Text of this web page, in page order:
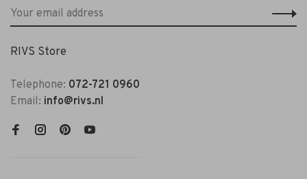
RIVS Store
Telephone: 072-721 0960
Email: info@rivs.nl